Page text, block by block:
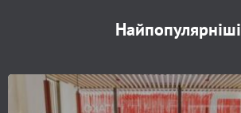
Найпопулярніші